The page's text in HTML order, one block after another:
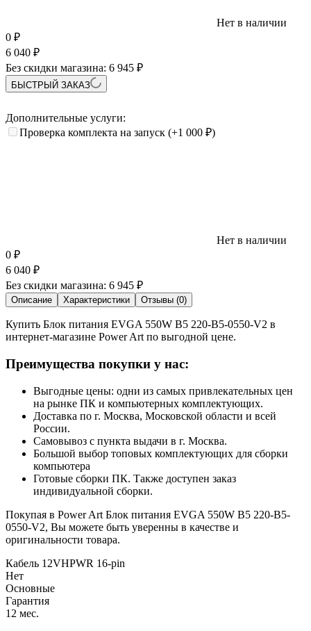
Нет в наличии
0 ₽
6 040 ₽
Без скидки магазина: 6 945 ₽
БЫСТРЫЙ ЗАКАЗ
Дополнительные услуги:
Проверка комплекта на запуск (+1 000 ₽)
Нет в наличии
0 ₽
6 040 ₽
Без скидки магазина: 6 945 ₽
Описание Характеристики Отзывы (0)
Купить Блок питания EVGA 550W B5 220-B5-0550-V2 в
интернет-магазине Power Art по выгодной цене.
Преимущества покупки у нас:
Выгодные цены: одни из самых привлекательных цен
на рынке ПК и компьютерных комплектующих.
Доставка по г. Москва, Московской области и всей
России.
Самовывоз с пункта выдачи в г. Москва.
Большой выбор топовых комплектующих для сборки
компьютера
Готовые сборки ПК. Также доступен заказ
индивидуальной сборки.
Покупая в Power Art Блок питания EVGA 550W B5 220-B5-
0550-V2, Вы можете быть уверенны в качестве и
оригинальности товара.
Кабель 12VHPWR 16-pin
Нет
Основные
Гарантия
12 мес.